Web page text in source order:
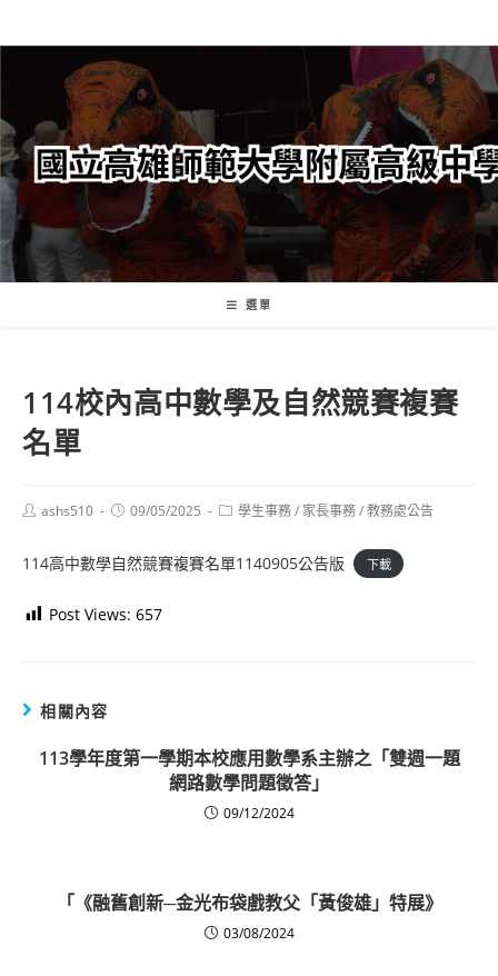
轉
要
內
容
選單
114校內高中數學及自然競賽複賽
名單
Postashs510
Post09/05/2025
Post學生事務/ 家長事務/教務處公告
114高中數學自然競賽複賽名單1140905公告版 下載
Post Views: 657
相關內容
113學年度第一學期本校應用數學系主辦之「雙週一題
網路數學問題徵答」
09/12/2024
「《融舊創新─金光布袋戲教父「黃俊雄」特展》
03/08/2024